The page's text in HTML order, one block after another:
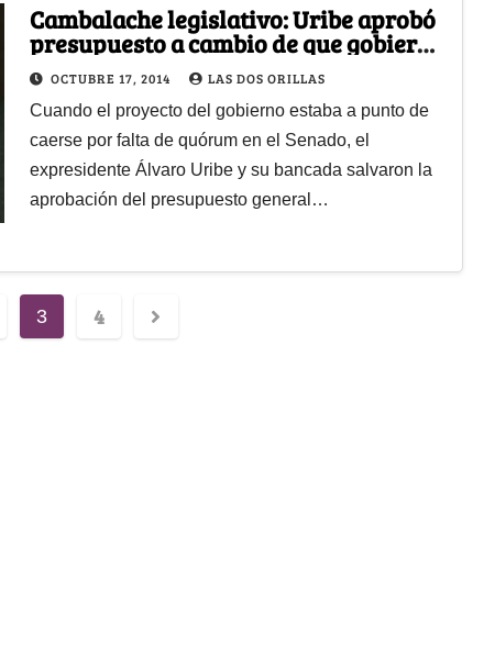
Cambalache legislativo: Uribe aprobó
presupuesto a cambio de que gobierno
haga pública la mermelada
OCTUBRE 17, 2014 LAS DOS ORILLAS
Cuando el proyecto del gobierno estaba a punto de
caerse por falta de quórum en el Senado, el
expresidente Álvaro Uribe y su bancada salvaron la
aprobación del presupuesto general…
3 4